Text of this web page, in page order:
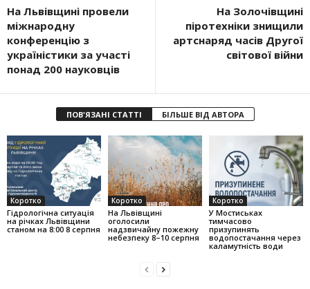
На Львівщині провели
міжнародну
конференцію з
україністики за участі
понад 200 науковців
На Золочівщині
піротехніки знищили
артснаряд часів Другої
світової війни
ПОВ'ЯЗАНІ СТАТТІ БІЛЬШЕ ВІД АВТОРА
Коротко
Гідрологічна ситуація
на річках Львівщини
станом на 8:00 8 серпня
Коротко
На Львівщині
оголосили
надзвичайну пожежну
небезпеку 8–10 серпня
Коротко
У Мостиськах
тимчасово
призупинять
водопостачання через
каламутність води